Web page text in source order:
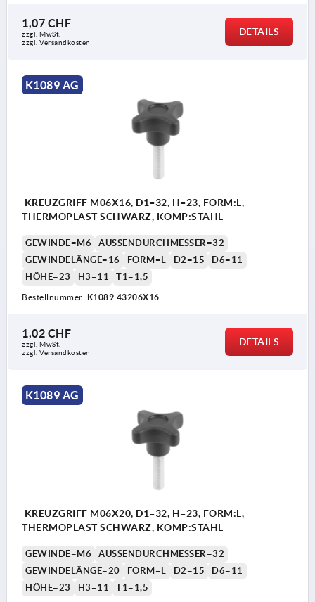
1,07 CHF
zzgl. MwSt.
zzgl. Versandkosten
DETAILS
K1089 AG
KREUZGRIFF M06X16, D1=32, H=23, FORM:L,
THERMOPLAST SCHWARZ, KOMP:STAHL
GEWINDE=M6
AUSSENDURCHMESSER=32
GEWINDELÄNGE=16
FORM=L D2=15
D6=11
HÖHE=23
H3=11 T1=1,5
Bestellnummer: K1089.43206X16
1,02 CHF
zzgl. MwSt.
zzgl. Versandkosten
DETAILS
K1089 AG
KREUZGRIFF M06X20, D1=32, H=23, FORM:L,
THERMOPLAST SCHWARZ, KOMP:STAHL
GEWINDE=M6
AUSSENDURCHMESSER=32
GEWINDELÄNGE=20
FORM=L D2=15
D6=11
HÖHE=23
H3=11 T1=1,5